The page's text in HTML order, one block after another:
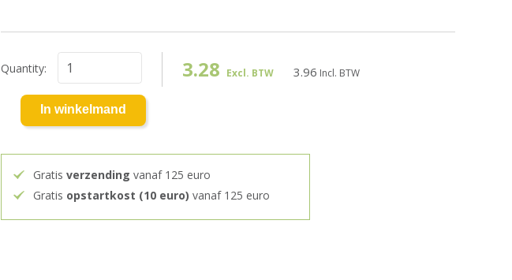
Quantity: 3.28 Excl. BTW 3.96 Incl. BTW
In winkelmand
Gratis verzending vanaf 125 euro
Gratis opstartkost (10 euro) vanaf 125 euro